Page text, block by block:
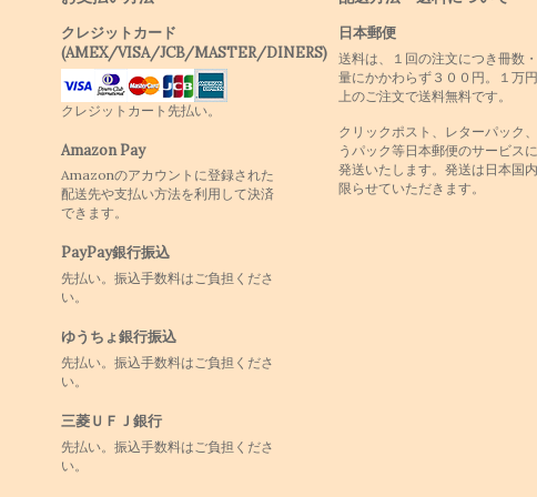
クレジットカード
(AMEX/VISA/JCB/MASTER/DINERS)
クレジットカート先払い。
Amazon Pay
Amazonのアカウントに登録された
配送先や支払い方法を利用して決済
できます。
PayPay銀行振込
先払い。振込手数料はご負担くださ
い。
ゆうちょ銀行振込
先払い。振込手数料はご負担くださ
い。
三菱ＵＦＪ銀行
先払い。振込手数料はご負担くださ
い。
日本郵便
送料は、１回の注文につき冊数
量にかかわらず３００円。１万
上のご注文で送料無料です。
クリックポスト、レターパック
うパック等日本郵便のサービス
発送いたします。発送は日本国
限らせていただきます。